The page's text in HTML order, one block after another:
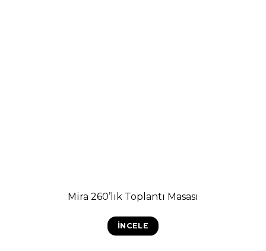
Mira 260’lık Toplantı Masası
İNCELE